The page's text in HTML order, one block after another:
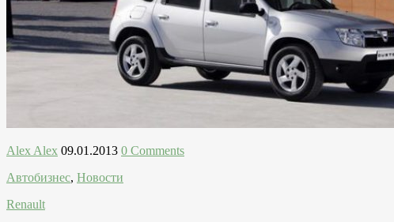
Alex Alex 09.01.2013 0 Comments
Автобизнес, Новости
Renault